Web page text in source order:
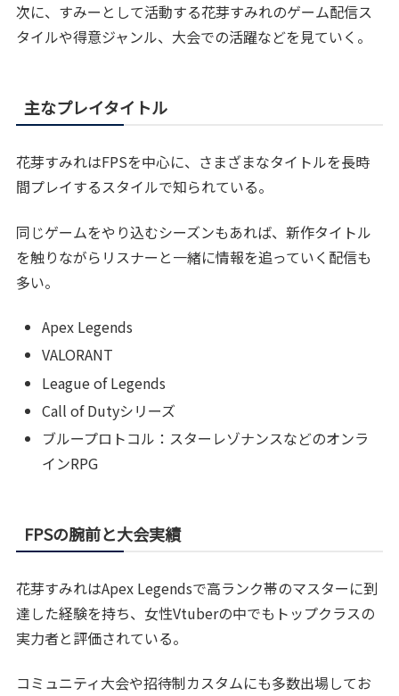
次に、すみーとして活動する花芽すみれのゲーム配信ス
タイルや得意ジャンル、大会での活躍などを見ていく。
主なプレイタイトル
花芽すみれはFPSを中心に、さまざまなタイトルを長時
間プレイするスタイルで知られている。
同じゲームをやり込むシーズンもあれば、新作タイトル
を触りながらリスナーと一緒に情報を追っていく配信も
多い。
Apex Legends
VALORANT
League of Legends
Call of Dutyシリーズ
ブループロトコル：スターレゾナンスなどのオンラ
インRPG
FPSの腕前と大会実績
花芽すみれはApex Legendsで高ランク帯のマスターに到
達した経験を持ち、女性Vtuberの中でもトップクラスの
実力者と評価されている。
コミュニティ大会や招待制カスタムにも多数出場してお